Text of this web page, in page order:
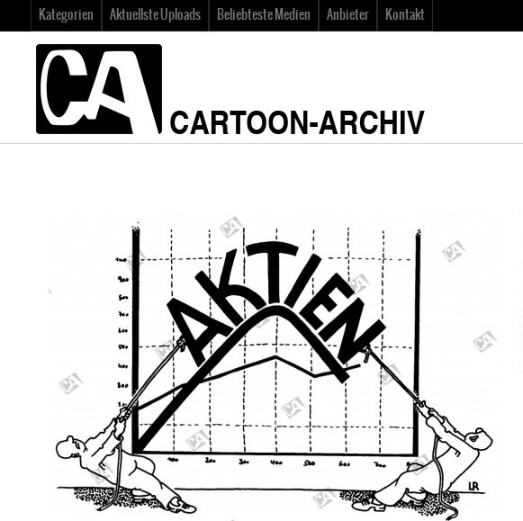
Kategorien Aktuellste Uploads Beliebteste Medien Anbieter Kontakt